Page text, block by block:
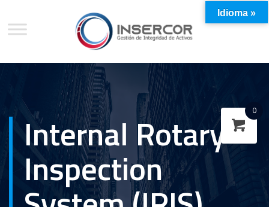
Internal Rotary
Inspection
Idioma »
0